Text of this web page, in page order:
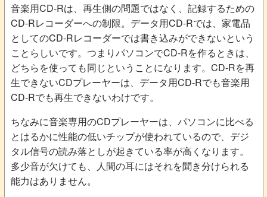
音楽用CD-Rは、再生側の問題ではなく、記録するための
CD-Rレコーダーへの制限。データ用CD-Rでは、家電品
としてのCD-Rレコーダーでは書き込みができないという
ことらしいです。つまりパソコンでCD-Rを作るときは、
どちらを使っても同じということになります。CD-Rを再
生できないCDプレーヤーは、データ用CD-Rでも音楽用
CD-Rでも再生できないわけです。
ちなみに音楽専用のCDプレーヤーは、パソコンに比べる
とはるかに性能の低いチップが使われているので、デジ
タル信号の読み落としが起きている率が高くなります。
多少音が欠けても、人間の耳にはそれを聞き分けられる
能力はありません。